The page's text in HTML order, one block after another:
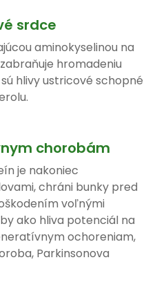
srdce
aminokyselinou na
hromadeniu
hlivy ustricové schopné
chorobám
je nakoniec
chráni bunky pred
voľnými
ako hliva potenciál na
ochoreniam,
Parkinsonova